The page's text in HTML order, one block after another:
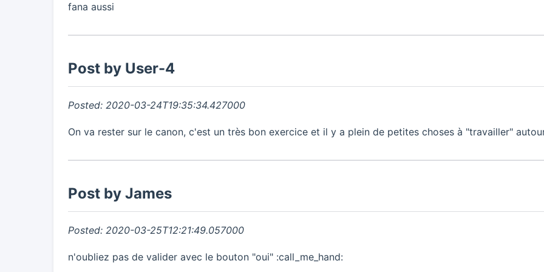
fana aussi
Post by User-4
Posted: 2020-03-24T19:35:34.427000
On va rester sur le canon, c'est un très bon exercice et il y a plein de petites choses à "travailler"
Post by James
Posted: 2020-03-25T12:21:49.057000
n'oubliez pas de valider avec le bouton "oui" :call_me_hand: